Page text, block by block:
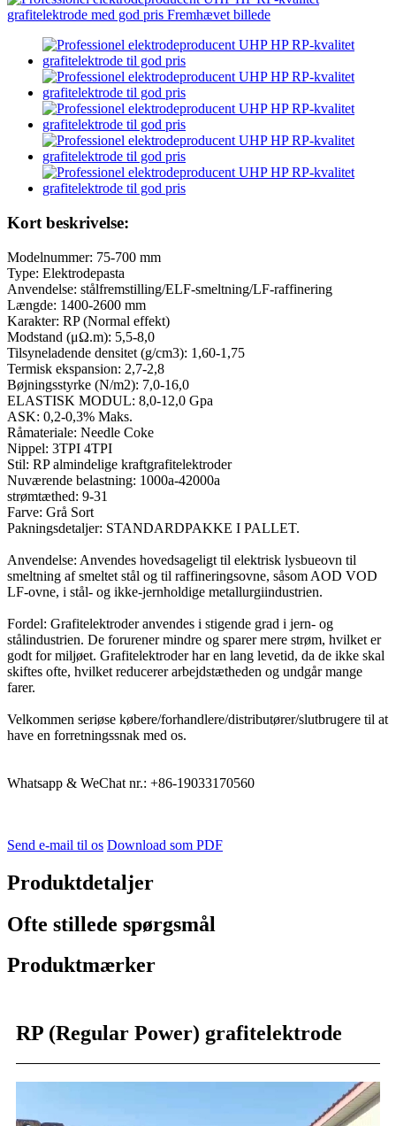
Kort beskrivelse:
Modelnummer: 75-700 mm
Type: Elektrodepasta
Anvendelse: stålfremstilling/ELF-smeltning/LF-raffinering
Længde: 1400-2600 mm
Karakter: RP (Normal effekt)
Modstand (μΩ.m): 5,5-8,0
Tilsyneladende densitet (g/cm3): 1,60-1,75
Termisk ekspansion: 2,7-2,8
Bøjningsstyrke (N/m2): 7,0-16,0
ELASTISK MODUL: 8,0-12,0 Gpa
ASK: 0,2-0,3% Maks.
Råmateriale: Needle Coke
Nippel: 3TPI 4TPI
Stil: RP almindelige kraftgrafitelektroder
Nuværende belastning: 1000a-42000a
strømtæthed: 9-31
Farve: Grå Sort
Pakningsdetaljer: STANDARDPAKKE I PALLET.
Anvendelse: Anvendes hovedsageligt til elektrisk lysbueovn til
smeltning af smeltet stål og til raffineringsovne, såsom AOD VOD
LF-ovne, i stål- og ikke-jernholdige metallurgiindustrien.
Fordel: Grafitelektroder anvendes i stigende grad i jern- og
stålindustrien. De forurener mindre og sparer mere strøm, hvilket er
godt for miljøet. Grafitelektroder har en lang levetid, da de ikke skal
skiftes ofte, hvilket reducerer arbejdstætheden og undgår mange
farer.
Velkommen seriøse købere/forhandlere/distributører/slutbrugere til at
have en forretningssnak med os.
Whatsapp & WeChat nr.: +86-19033170560
Send e-mail til os Download som PDF
Produktdetaljer
Ofte stillede spørgsmål
Produktmærker
RP (Regular Power) grafitelektrode